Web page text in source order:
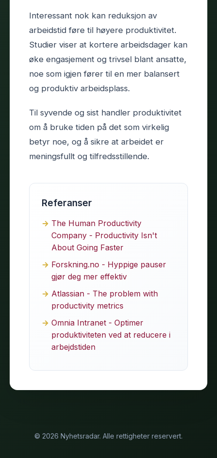
Interessant nok kan reduksjon av
arbeidstid føre til høyere produktivitet.
Studier viser at kortere arbeidsdager kan
øke engasjement og trivsel blant ansatte,
noe som igjen fører til en mer balansert
og produktiv arbeidsplass.
Til syvende og sist handler produktivitet
om å bruke tiden på det som virkelig
betyr noe, og å sikre at arbeidet er
meningsfullt og tilfredsstillende.
Referanser
The Human Productivity
Company - Productivity Isn't
About Going Faster
Forskning.no - Hyppige pauser
gjør deg mer effektiv
Atlassian - The problem with
productivity metrics
Omnia Intranet - Optimer
produktiviteten ved at reducere i
arbejdstiden
© 2026 Nyhetsradar. Alle rettigheter reservert.